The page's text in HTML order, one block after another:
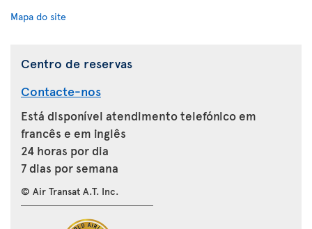
Mapa do site
Centro de reservas
Contacte-nos
Está disponível atendimento telefónico em
francês e em inglês
24 horas por dia
7 dias por semana
© Air Transat A.T. Inc.